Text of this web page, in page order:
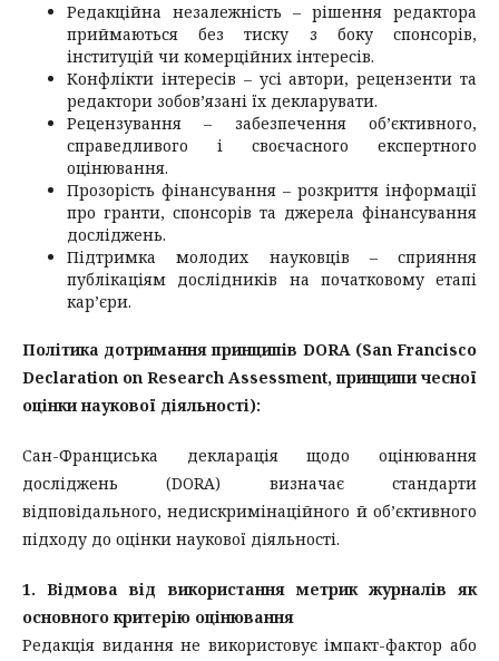
Редакційна незалежність – рішення редактора
приймаються без тиску з боку спонсорів,
інституцій чи комерційних інтересів.
Конфлікти інтересів – усі автори, рецензенти та
редактори зобов’язані їх декларувати.
Рецензування – забезпечення об’єктивного,
справедливого і своєчасного експертного
оцінювання.
Прозорість фінансування – розкриття інформації
про гранти, спонсорів та джерела фінансування
досліджень.
Підтримка молодих науковців – сприяння
публікаціям дослідників на початковому етапі
кар’єри.
Політика дотримання принципів DORA (San Francisco
Declaration on Research Assessment, принципи чесної
оцінки наукової діяльності):
Сан-Франциська декларація щодо оцінювання
досліджень (DORA) визначає стандарти
відповідального, недискримінаційного й об’єктивного
підходу до оцінки наукової діяльності.
1. Відмова від використання метрик журналів як
основного критерію оцінювання
Редакція видання не використовує імпакт-фактор або